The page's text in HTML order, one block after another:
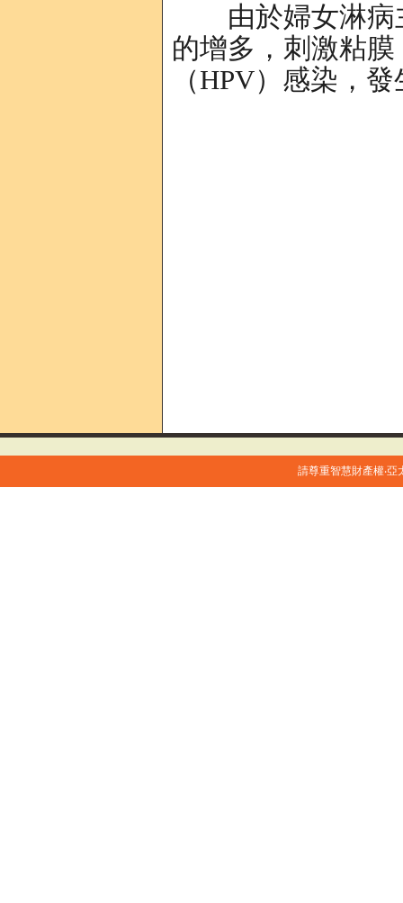
由於婦女淋病
的增多，刺激粘
（HPV）感染，
請尊重智慧財產權‧亞